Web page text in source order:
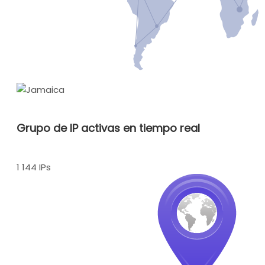
Grupo de IP activas en tiempo real
1 144 IPs